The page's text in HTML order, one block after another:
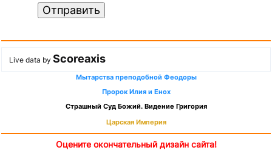
Отправить
Live data by Scoreaxis
Мытарства преподобной Феодоры
Пророк Илия и Енох
Страшный Суд Божий. Видение Григория
Царская Империя
Оцените окончательный дизайн сайта!